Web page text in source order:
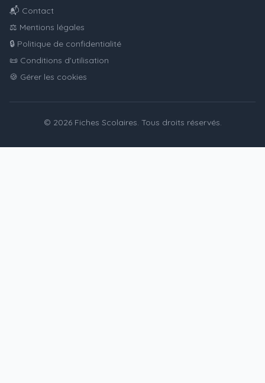
📬 Contact
⚖️ Mentions légales
🔒 Politique de confidentialité
📜 Conditions d'utilisation
🍪 Gérer les cookies
© 2026 Fiches Scolaires. Tous droits réservés.